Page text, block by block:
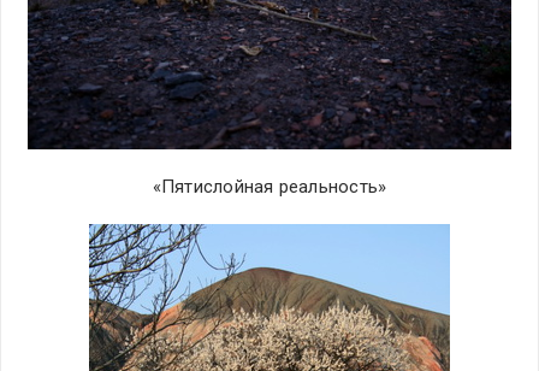
«Пятислойная реальность»